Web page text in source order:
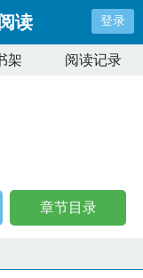
读 登录
架 阅读记录
章节目录